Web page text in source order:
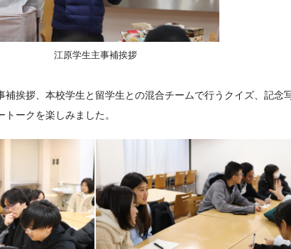
江原学生主事補挨拶
補挨拶、本校学生と留学生との混合チームで行うクイズ、記念
ークを楽しみました。